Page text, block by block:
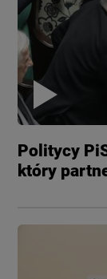
Politycy
który